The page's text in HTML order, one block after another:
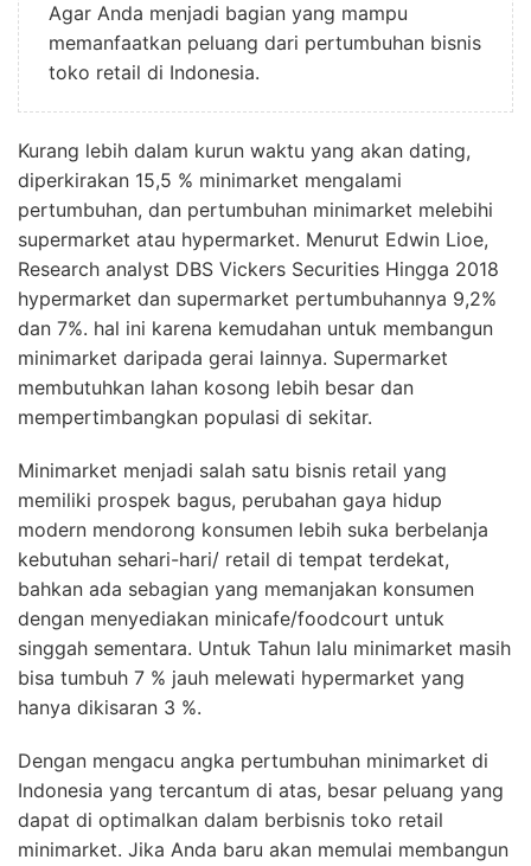
Agar Anda menjadi bagian yang mampu
memanfaatkan peluang dari pertumbuhan bisnis
toko retail di Indonesia.
Kurang lebih dalam kurun waktu yang akan dating,
diperkirakan 15,5 % minimarket mengalami
pertumbuhan, dan pertumbuhan minimarket melebihi
supermarket atau hypermarket. Menurut Edwin Lioe,
Research analyst DBS Vickers Securities Hingga 2018
hypermarket dan supermarket pertumbuhannya 9,2%
dan 7%. hal ini karena kemudahan untuk membangun
minimarket daripada gerai lainnya. Supermarket
membutuhkan lahan kosong lebih besar dan
mempertimbangkan populasi di sekitar.
Minimarket menjadi salah satu bisnis retail yang
memiliki prospek bagus, perubahan gaya hidup
modern mendorong konsumen lebih suka berbelanja
kebutuhan sehari-hari/ retail di tempat terdekat,
bahkan ada sebagian yang memanjakan konsumen
dengan menyediakan minicafe/foodcourt untuk
singgah sementara. Untuk Tahun lalu minimarket masih
bisa tumbuh 7 % jauh melewati hypermarket yang
hanya dikisaran 3 %.
Dengan mengacu angka pertumbuhan minimarket di
Indonesia yang tercantum di atas, besar peluang yang
dapat di optimalkan dalam berbisnis toko retail
minimarket. Jika Anda baru akan memulai membangun